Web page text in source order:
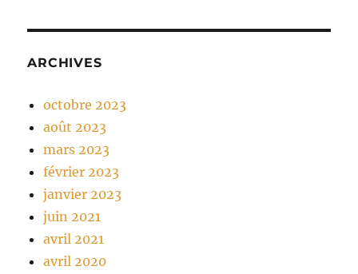
ARCHIVES
octobre 2023
août 2023
mars 2023
février 2023
janvier 2023
juin 2021
avril 2021
avril 2020